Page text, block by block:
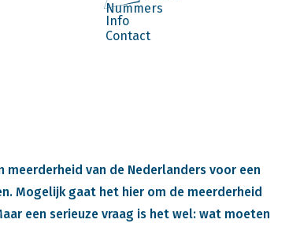
Nummers
Info
Contact
meerderheid van de Nederlanders voor een
Mogelijk gaat het hier om de meerderheid
een serieuze vraag is het wel: wat moeten